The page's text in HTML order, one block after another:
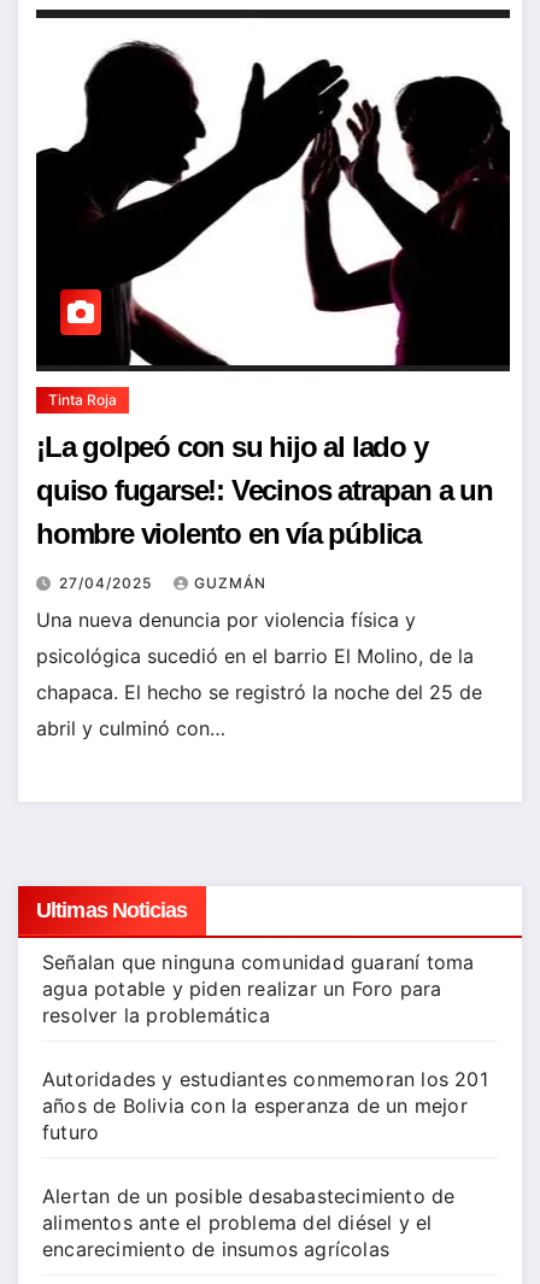
Tinta Roja
¡La golpeó con su hijo al lado y
quiso fugarse!: Vecinos atrapan a un
hombre violento en vía pública
27/04/2025 GUZMÁN
Una nueva denuncia por violencia física y
psicológica sucedió en el barrio El Molino, de la
chapaca. El hecho se registró la noche del 25 de
abril y culminó con…
Ultimas Noticias
Señalan que ninguna comunidad guaraní toma
agua potable y piden realizar un Foro para
resolver la problemática
Autoridades y estudiantes conmemoran los 201
años de Bolivia con la esperanza de un mejor
futuro
Alertan de un posible desabastecimiento de
alimentos ante el problema del diésel y el
encarecimiento de insumos agrícolas